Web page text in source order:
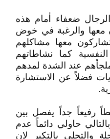
ضعفاء أمام هذه
معها والرغبة في خوض
معها مشاكلهم
كما نشاطاتهم
عند الشدة لمدهم
فضلاً عن الاستشارة
رفيعاً جداً يفصل بين
حاولي دائماً عدم
والتحلي بالتكبر لان